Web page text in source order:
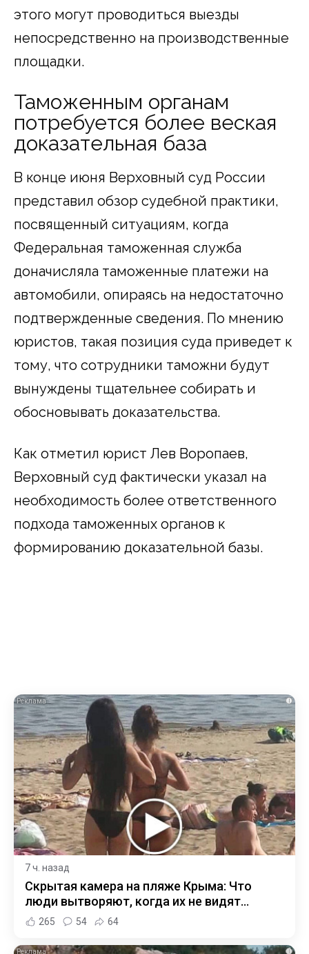
этого могут проводиться выезды
непосредственно на производственные
площадки.
Таможенным органам
потребуется более веская
доказательная база
В конце июня Верховный суд России
представил обзор судебной практики,
посвященный ситуациям, когда
Федеральная таможенная служба
доначисляла таможенные платежи на
автомобили, опираясь на недостаточно
подтвержденные сведения. По мнению
юристов, такая позиция суда приведет к
тому, что сотрудники таможни будут
вынуждены тщательнее собирать и
обосновывать доказательства.
Как отметил юрист Лев Воропаев,
Верховный суд фактически указал на
необходимость более ответственного
подхода таможенных органов к
формированию доказательной базы.
i
7 ч. назад
Скрытая камера на пляже Крыма: Что
люди вытворяют, когда их не видят...
265 54 64
i